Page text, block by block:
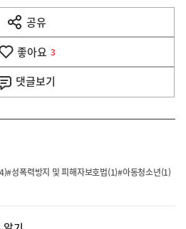
공유
열
기
좋아요 3
댓글보기
#성폭력방지 및 피해자보호법(1)#아동청소년(1)